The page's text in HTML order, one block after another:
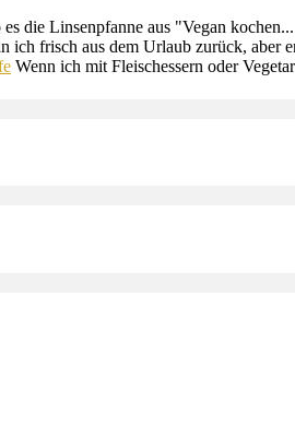
die Linsenpfanne aus "Vegan kochen...
ich frisch aus dem Urlaub zurück, aber
Wenn ich mit Fleischessern oder